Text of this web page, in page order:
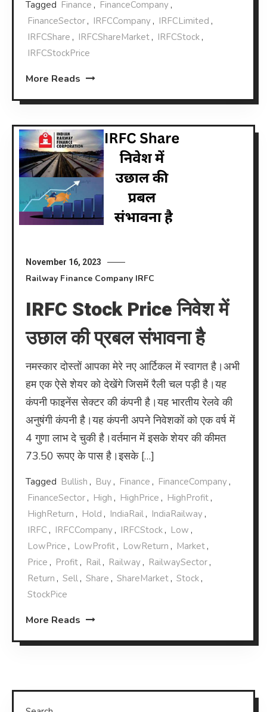
Tagged Finance , FinanceCompany ,
FinanceSector , IRFCCompany , IRFCLimited ,
IRFCShare , IRFCShareMarket , IRFCStock ,
IRFCStockPrice
More Reads
November 16, 2023
Railway Finance Company IRFC
IRFC Stock Price निवेश में
उछाल की प्रबल संभावना है
नमस्कार दोस्तों आपका मेरे नए आर्टिकल में स्वागत है।अभी
हम एक ऐसे शेयर को देखेंगे जिसमें रैली चल पड़ी है।यह
कंपनी फाइनेंस सेक्टर की कंपनी है।यह भारतीय रेलवे की
अनुषंगी कंपनी है।यह कंपनी अपने निवेशकों को एक वर्ष में
4 गुणा लाभ दे चुकी है।वर्तमान में इसके शेयर की कीमत
73.50 रूपए के पास है।इसके […]
Tagged Bullish , Buy , Finance , FinanceCompany ,
FinanceSector , High , HighPrice , HighProfit ,
HighReturn , Hold , IndiaRail , IndiaRailway ,
IRFC , IRFCCompany , IRFCStock , Low ,
LowPrice , LowProfit , LowReturn , Market ,
Price , Profit , Rail , Railway , RailwaySector ,
Return , Sell , Share , ShareMarket , Stock ,
StockPice
More Reads